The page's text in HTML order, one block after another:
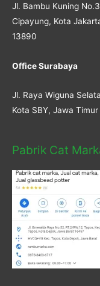
Jl. Bambu Kuning
Cipayung, Kota
13890
Office Surabaya
Jl. Raya Wiguna
Kota SBY, Jawa
Pabrik Cat